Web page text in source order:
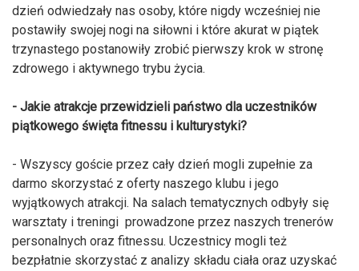
dzień odwiedzały nas osoby, które nigdy wcześniej nie
postawiły swojej nogi na siłowni i które akurat w piątek
trzynastego postanowiły zrobić pierwszy krok w stronę
zdrowego i aktywnego trybu życia.
- Jakie atrakcje przewidzieli państwo dla uczestników
piątkowego święta fitnessu i kulturystyki?
- Wszyscy goście przez cały dzień mogli zupełnie za
darmo skorzystać z oferty naszego klubu i jego
wyjątkowych atrakcji. Na salach tematycznych odbyły się
warsztaty i treningi prowadzone przez naszych trenerów
personalnych oraz fitnessu. Uczestnicy mogli też
bezpłatnie skorzystać z analizy składu ciała oraz uzyskać